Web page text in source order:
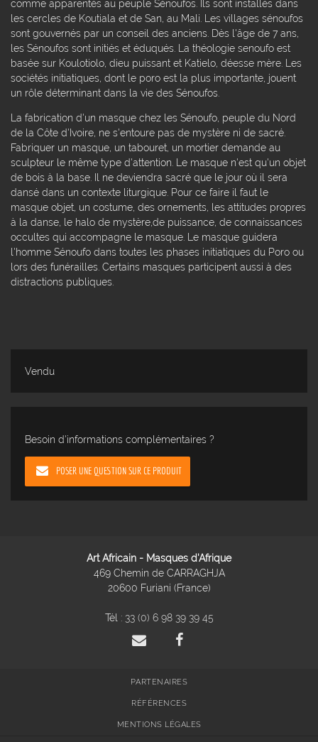
comme apparentés au peuple Sénoufos. Ils sont installés dans
les cercles de Koutiala et de San, au Mali. Les villages sénoufos
sont gouvernés par un conseil des anciens. Dès l'âge de 7 ans,
les Sénoufos sont initiés et éduqués. La théologie senoufo est
basée sur Koulotiolo, dieu puissant et Katielo, déesse mère. Les
sociétés initiatiques, dont le poro est la plus importante, jouent
un rôle déterminant dans la vie des Sénoufos.
La fabrication d'un masque chez les Sénoufo, peuple du Nord
de la Côte d'Ivoire, ne s'entoure pas de mystère ni de sacré.
Fabriquer un masque, un tabouret, un mortier demande au
sculpteur le même type d'attention. Le masque n'est qu'un objet
de bois à la base. Il ne deviendra sacré que le jour où il sera
dansé dans un contexte liturgique. Pour ce faire il faut le
masque objet, un costume, des ornements, les attitudes propres
à la danse, le halo de mystère,de puissance, de connaissances
occultes qui accompagne le masque. Le masque guidera
l'homme Sénoufo dans toutes les phases initiatiques du Poro ou
lors des funérailles. Certains masques participent aussi à des
distractions publiques.
Vendu
Besoin d'informations complémentaires ?
POSER UNE QUESTION SUR CE PRODUIT
Art Africain - Masques d'Afrique
469 Chemin de CARRAGHJA
20600 Furiani (France)
Tél : 33 (0) 6 98 39 39 45
PARTENAIRES
RÉFÉRENCES
MENTIONS LÉGALES